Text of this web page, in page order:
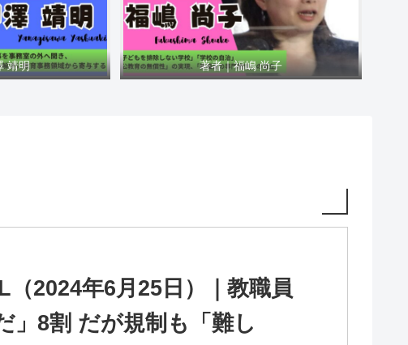
靖明 著者｜福嶋 尚子
（2024年6月25日）｜教職員
」8割 だが規制も「難し